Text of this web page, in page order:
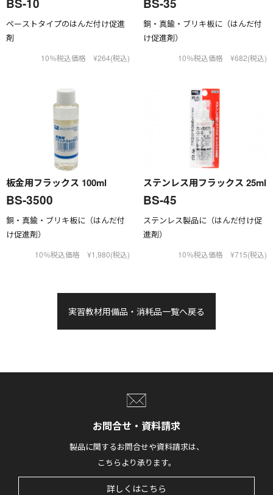
BS-10
ペーストタイプのはんだ付け促進
剤
10％税込価格 ¥264(税込)
BS-35
銅・真鍮・ブリキ板に（はんだ付
け促進剤）
10％税込価格 ¥682(税込)
板金用フラックス 100ml
BS-3500
銅・真鍮・ブリキ板に（はんだ付
け促進剤）
10％税込価格 ¥1,980(税込)
ステンレス用フラックス 25ml
BS-45
ステンレス製品に（はんだ付け促
進剤）
10％税込価格 ¥715(税込)
実習教材用備品・消耗品一覧へ戻る
お問合せ・資料請求
製品に関するお問合せや資料請求は、
こちらより承ります。
詳しくはこちら